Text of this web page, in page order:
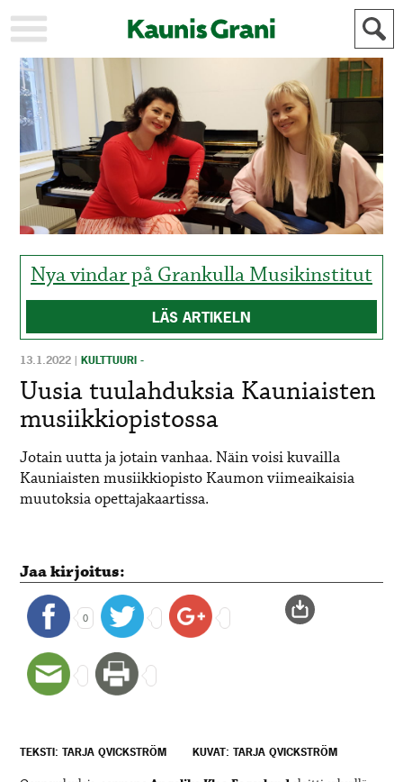
KAUPUNKI
STADEN
AJANKOHTAISTA
AKTUELLT
URHEILU
IDROTT
KULTTUURI
KULTUR
HISTORIA
HISTORIA
YLEINEN
ALLMÄN
MAINOSTAJILLE
FÖR
ANNONSÖRER
Nya vindar på Grankulla Musikinstitut
LÄS ARTIKELN
13.1.2022 |KULTTUURI -
Uusia tuulahduksia Kauniaisten
musiikkiopistossa
Jotain uutta ja jotain vanhaa. Näin voisi kuvailla
Kauniaisten musiikkiopisto Kaumon viimeaikaisia
muutoksia opettajakaartissa.
Jaa kirjoitus:
0
TEKSTI: TARJA QVICKSTRÖM KUVAT: TARJA QVICKSTRÖM